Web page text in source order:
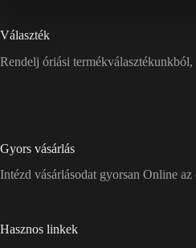
Választék
Rendelj óriási
Gyors vásárlás
Intézd vásárlásodat gyorsan Online
Hasznos linkek